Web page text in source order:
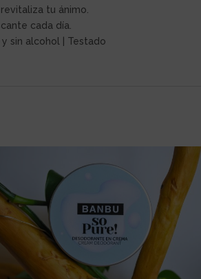
tu ánimo.
cada día.
sin alcohol | Testado